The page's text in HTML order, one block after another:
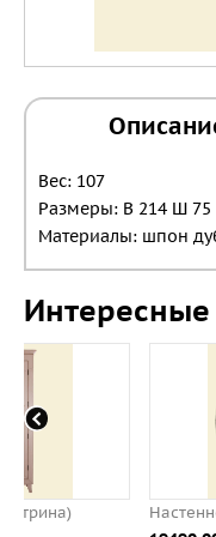
Вес: 107
Размеры: В 214 Ш 75
Материалы: шпон
Настенное зеркало